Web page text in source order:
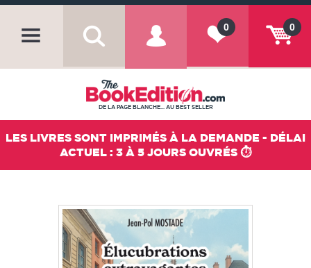
0
0
DE LA PAGE BLANCHE... AU BEST SELLER
LES LIVRES SONT IMPRIMÉS À LA DEMANDE - DÉLAI
ACTUEL : 3 À 5 JOURS OUVRÉS ⏱️